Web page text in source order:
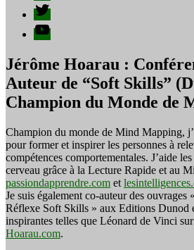
Twitter
YouTube
Jérôme Hoarau :
Auteur de “Soft Skills”
Champion du Monde de
Champion du monde de Mind Mapping,
pour former et inspirer les personnes à
compétences comportementales. J’aide
cerveau grâce à la Lecture Rapide et au
passiondapprendre.com et
Je suis également co-auteur des
Réflexe Soft Skills » aux Editions Dunod
inspirantes telles que Léonard de Vinci
Hoarau.com.